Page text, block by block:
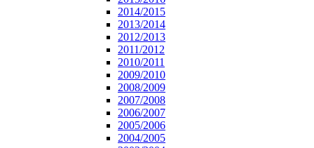
2014/2015
2013/2014
2012/2013
2011/2012
2010/2011
2009/2010
2008/2009
2007/2008
2006/2007
2005/2006
2004/2005